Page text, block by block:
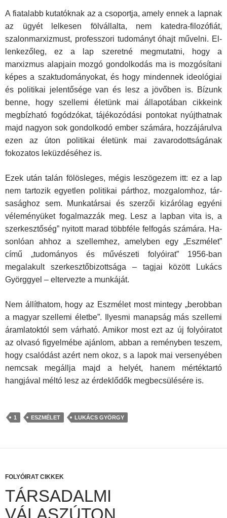
A fiatalabb kutatóknak az a csoportja, amely ennek a lapnak
az ügyét lelkesen fölvállalta, nem katedra-filozófiát,
szalonmarxizmust, professzori tudományt óhajt művelni. El­
lenkezőleg, ez a lap szeretné megmutatni, hogy a
marxizmus alapjain mozgó gondolkodás ma is mozgósítani
képes a szak­tudományokat, és hogy mindennek ideológiai
és politikai je­lentősége van és lesz a jövőben is. Bízunk
benne, hogy szel­lemi életünk mai állapotában cikkeink
megbízható fogódzó­kat, tájékozódási pontokat nyújthatnak
majd nagyon sok gon­dolkodó ember számára, hozzájárulva
ezen az úton politikai életünk mai zavarodottságának
fokozatos leküzdéséhez is.
Ezek után talán fölösleges, mégis leszögezem itt: ez a lap
nem tartozik egyetlen politikai párthoz, mozgalomhoz, tár­
sasághoz sem. Munkatársai és szerzői kizárólag egyéni
véle­ményüket fogalmazzák meg. Lesz a lapban vita is, a
szer­kesztőség” nyitott marad többféle felfogás számára. Ha­
sonlóan ahhoz a szellemhez, amelyben egy „Eszmélet”
című „tudományos és művészeti folyóirat” 1956-ban
megalakult szerkesztőbizottsága – tagjai között Lukács
Györggyel – elter­vezte a munkáját.
Nem állíthatom, hogy az Eszmélet most mintegy „berob­ban
a magyar szellemi életbe”. Ilyesmi manapság más szel­lemi
áramlatoktól sem várható. Amikor most ezt az új folyóira­tot
az olvasó figyelmébe ajánlom, abban a reményben te­szem,
hogy csalódást azért nem okoz, s a lapok mai verse­nyében
nemcsak megállja majd a helyét, hanem mértéktartó
hangjával méltó lesz az érdeklődők megbecsülésére is.
1 ESZMÉLET LUKÁCS GYÖRGY
FOLYÓIRAT CIKKEK
TÁRSADALMI